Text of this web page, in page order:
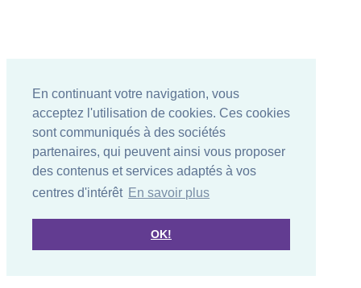
En continuant votre navigation, vous
acceptez l'utilisation de cookies. Ces cookies
sont communiqués à des sociétés
partenaires, qui peuvent ainsi vous proposer
des contenus et services adaptés à vos
centres d'intérêt En savoir plus
OK!